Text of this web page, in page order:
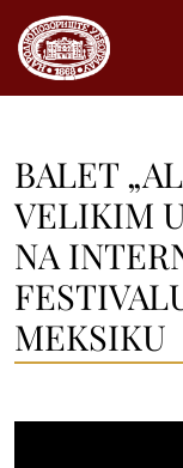
BALET
VELIKIM
NA
MEKSIKU